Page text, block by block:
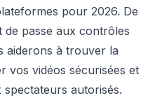
pour 2026. De
passe aux contrôles
aiderons à trouver la
vos vidéos sécurisées et
autorisés.